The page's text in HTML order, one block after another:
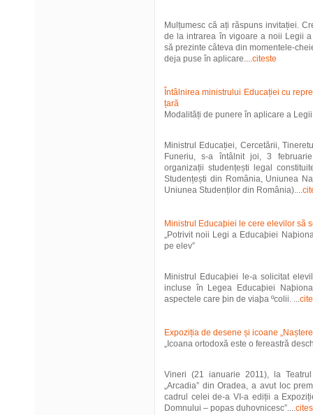
Mulțumesc că ați răspuns invitației.
de la intrarea în vigoare a noii Legii
să prezinte câteva din momentele-
deja puse în aplicare....citeste
Întâlnirea ministrului Educației cu
țară
Modalități de punere în aplicare a
Ministrul Educației, Cercetării,
Funeriu, s-a întâlnit joi, 3
organizații studențești legal
Studențești din România, Uniunea
Uniunea Studenților din România)....
Ministrul Educaþiei le cere elevilor sã
„Potrivit noii Legi a Educaþiei
pe elev”
Ministrul Educaþiei le-a solicitat
incluse în Legea Educaþiei
aspectele care þin de viaþa ºcolii. ...
Expoziția de desene și icoane
„Icoana ortodoxă este o fereastră
Vineri (21 ianuarie 2011), la
„Arcadia” din Oradea, a avut loc
cadrul celei de-a VI-a ediții a
Domnului – popas duhovnicesc”....